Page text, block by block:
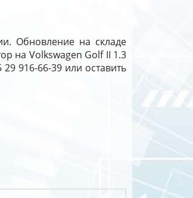
Обновление на складе
на Volkswagen Golf II 1.3
916-66-39 или оставить